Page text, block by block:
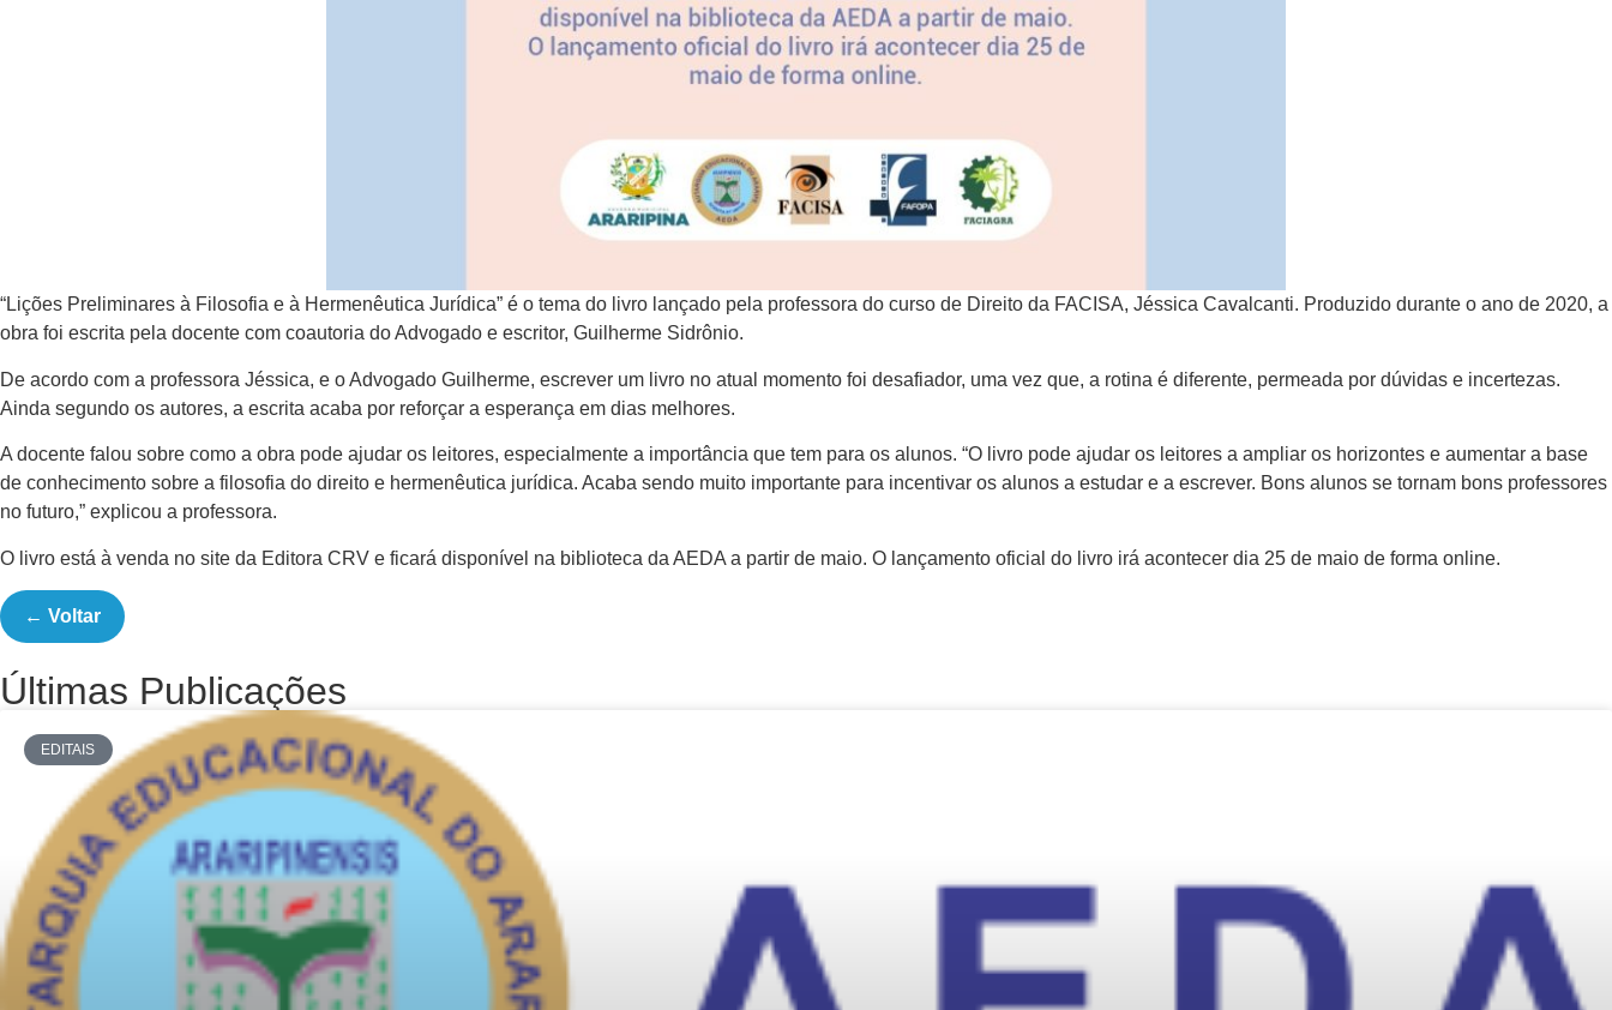
“Lições Preliminares à Filosofia e à Hermenêutica Jurídica” é o tema do livro lançado pela professora do curso de Direito da FACISA, Jéssica Cavalcanti. Produzido durante o ano de 2020, a
obra foi escrita pela docente com coautoria do Advogado e escritor, Guilherme Sidrônio.
De acordo com a professora Jéssica, e o Advogado Guilherme, escrever um livro no atual momento foi desafiador, uma vez que, a rotina é diferente, permeada por dúvidas e incertezas.
Ainda segundo os autores, a escrita acaba por reforçar a esperança em dias melhores.
A docente falou sobre como a obra pode ajudar os leitores, especialmente a importância que tem para os alunos. “O livro pode ajudar os leitores a ampliar os horizontes e aumentar a base
de conhecimento sobre a filosofia do direito e hermenêutica jurídica. Acaba sendo muito importante para incentivar os alunos a estudar e a escrever. Bons alunos se tornam bons professores
no futuro,” explicou a professora.
O livro está à venda no site da Editora CRV e ficará disponível na biblioteca da AEDA a partir de maio. O lançamento oficial do livro irá acontecer dia 25 de maio de forma online.
← Voltar
Últimas Publicações
EDITAIS